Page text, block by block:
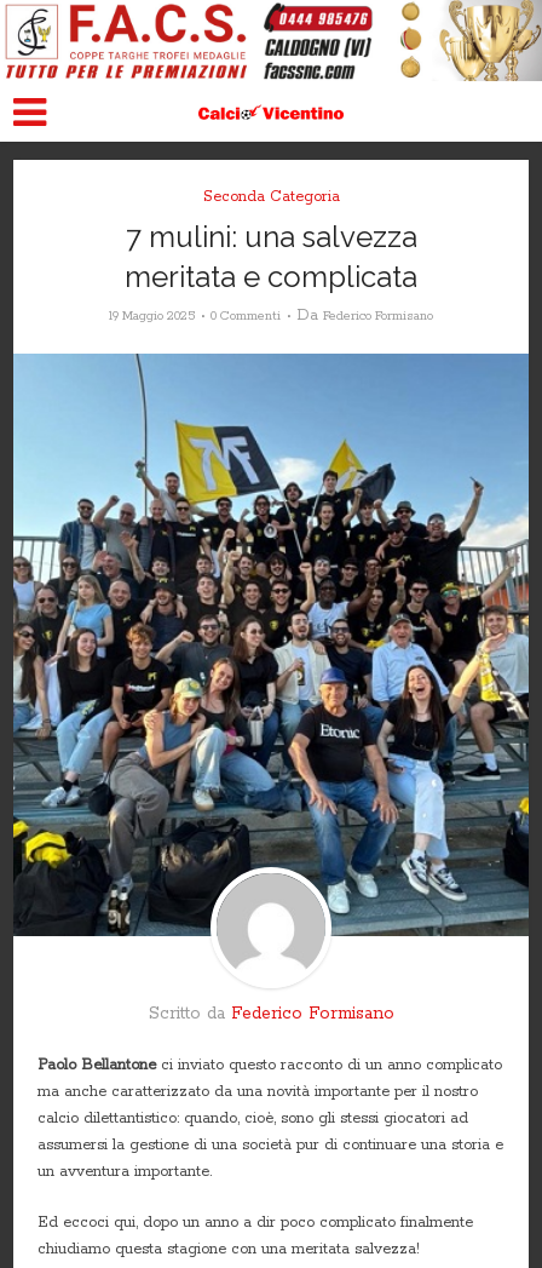
Seconda Categoria
7 mulini: una salvezza
meritata e complicata
19 Maggio 2025 0 Commenti Da Federico Formisano
Scritto da Federico Formisano
Paolo Bellantoneci inviato questo racconto di un anno complicato
ma anche caratterizzato da una novità importante per il nostro
calcio dilettantistico: quando, cioè, sono gli stessi giocatori ad
assumersi la gestione di una società pur di continuare una storia e
un avventura importante.
Ed eccoci qui, dopo un anno a dir poco complicato finalmente
chiudiamo questa stagione con una meritata salvezza!